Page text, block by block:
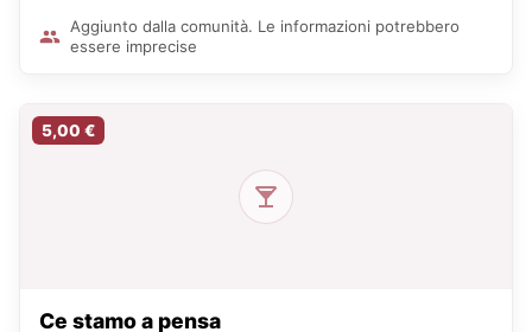
Aggiunto dalla comunità. Le informazioni potrebbero
essere imprecise
5,00 €
Ce stamo a pensa